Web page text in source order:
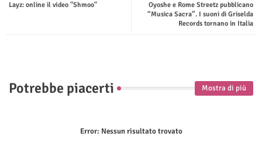
tsapOyoshe e Rome Streetz pubblicano
“Musica Sacra”. I suoni di Griselda
Records tornano in Italia
Layz: online il video "Shmoo"
Potrebbe piacerti Mostra di più
Error: Nessun risultato trovato